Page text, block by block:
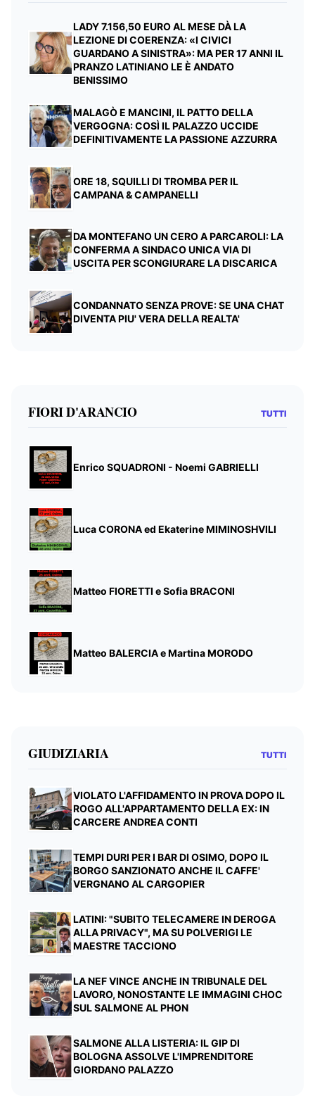
LADY 7.156,50 EURO AL MESE DÀ LA
LEZIONE DI COERENZA: «I CIVICI
GUARDANO A SINISTRA»: MA PER 17 ANNI IL
PRANZO LATINIANO LE È ANDATO
BENISSIMO
MALAGÒ E MANCINI, IL PATTO DELLA
VERGOGNA: COSÌ IL PALAZZO UCCIDE
DEFINITIVAMENTE LA PASSIONE AZZURRA
ORE 18, SQUILLI DI TROMBA PER IL
CAMPANA & CAMPANELLI
DA MONTEFANO UN CERO A PARCAROLI: LA
CONFERMA A SINDACO UNICA VIA DI
USCITA PER SCONGIURARE LA DISCARICA
CONDANNATO SENZA PROVE: SE UNA CHAT
DIVENTA PIU' VERA DELLA REALTA'
FIORI D'ARANCIO TUTTI
Enrico SQUADRONI - Noemi GABRIELLI
Luca CORONA ed Ekaterine MIMINOSHVILI
Matteo FIORETTI e Sofia BRACONI
Matteo BALERCIA e Martina MORODO
GIUDIZIARIA TUTTI
VIOLATO L'AFFIDAMENTO IN PROVA DOPO IL
ROGO ALL'APPARTAMENTO DELLA EX: IN
CARCERE ANDREA CONTI
TEMPI DURI PER I BAR DI OSIMO, DOPO IL
BORGO SANZIONATO ANCHE IL CAFFE'
VERGNANO AL CARGOPIER
LATINI: "SUBITO TELECAMERE IN DEROGA
ALLA PRIVACY", MA SU POLVERIGI LE
MAESTRE TACCIONO
LA NEF VINCE ANCHE IN TRIBUNALE DEL
LAVORO, NONOSTANTE LE IMMAGINI CHOC
SUL SALMONE AL PHON
SALMONE ALLA LISTERIA: IL GIP DI
BOLOGNA ASSOLVE L'IMPRENDITORE
GIORDANO PALAZZO